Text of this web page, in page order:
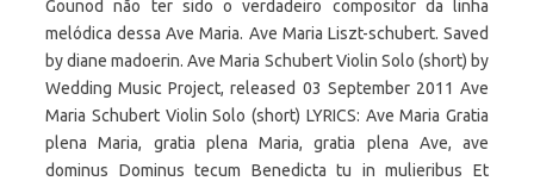
Gounod não ter sido o verdadeiro compositor da linha
melódica dessa Ave Maria. Ave Maria Liszt-schubert. Saved
by diane madoerin. Ave Maria Schubert Violin Solo (short) by
Wedding Music Project, released 03 September 2011 Ave
Maria Schubert Violin Solo (short) LYRICS: Ave Maria Gratia
plena Maria, gratia plena Maria, gratia plena Ave, ave
dominus Dominus tecum Benedicta tu in mulieribus Et